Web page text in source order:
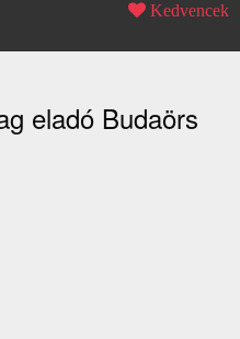
Kedvencek
eladó Budaörs